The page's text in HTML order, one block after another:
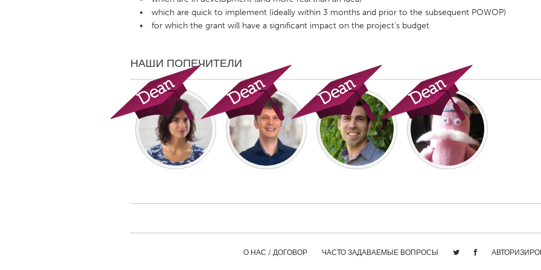
which are quick to implement (ideally within 3 months and prior to the subsequent POWOP)
for which the grant will have a significant impact on the project’s budget
НАШИ ПОПЕЧИТЕЛИ
О НАС / ДОГОВОР ЧАСТО ЗАДАВАЕМЫЕ ВОПРОСЫ